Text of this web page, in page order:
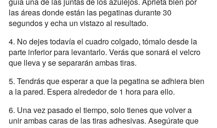
las áreas donde están las pegatinas durante 30
segundos y echa un vistazo al resultado.
4. No dejes todavía el cuadro colgado, tómalo desde la
parte inferior para levantarlo. Verás que sonará el velcro
que lleva y se separarán ambas tiras.
5. Tendrás que esperar a que la pegatina se adhiera bien
a la pared. Espera alrededor de 1 hora para ello.
6. Una vez pasado el tiempo, solo tienes que volver a
unir ambas caras de las tiras adhesivas. Asegúrate que